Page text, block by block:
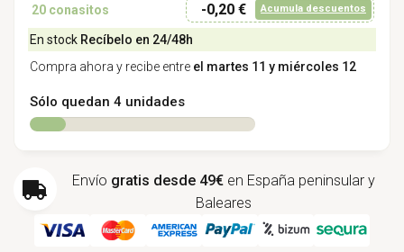
20 conasitos -0,20 € Acumula descuentos
En stock Recíbelo en 24/48h
Compra ahora y recibe entre el martes 11 y miércoles 12
Sólo quedan 4 unidades
Envío gratis desde 49€ en España peninsular y
Baleares